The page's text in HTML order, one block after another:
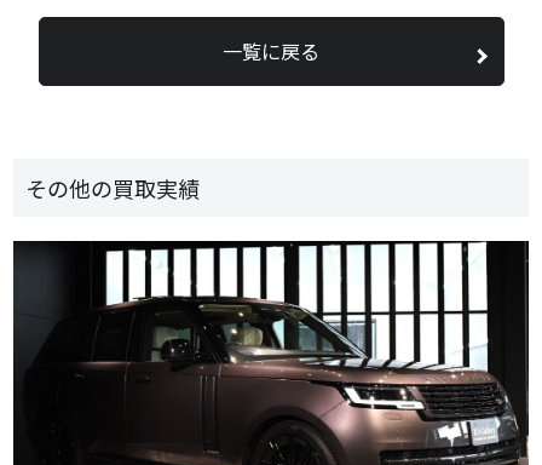
その他の買取実績
一覧に戻る